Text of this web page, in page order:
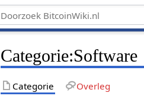
Categorie:Software
Categorie Overleg